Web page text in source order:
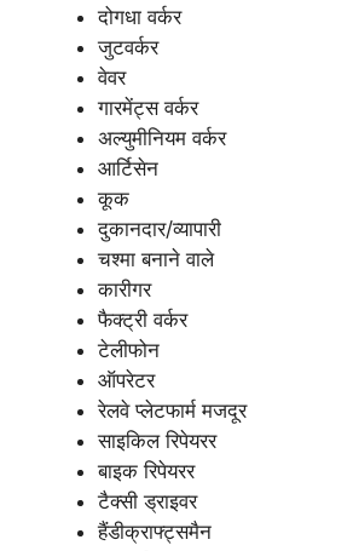
दोगधा वर्कर
जुटवर्कर
वेवर
गारमेंट्स वर्कर
अल्युमीनियम वर्कर
आर्टिसेन
कूक
दुकानदार/व्यापारी
चश्मा बनाने वाले
कारीगर
फैक्ट्री वर्कर
टेलीफोन
ऑपरेटर
रेलवे प्लेटफार्म मजदूर
साइकिल रिपेयरर
बाइक रिपेयरर
टैक्सी ड्राइवर
हैंडीक्राफ्ट्समैन